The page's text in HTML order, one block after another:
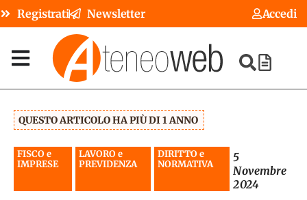
Registrati Newsletter Accedi
QUESTO ARTICOLO HA PIÙ DI 1 ANNO
FISCO e
IMPRESE
LAVORO e
PREVIDENZA
DIRITTO e
NORMATIVA
5
Novembre
2024